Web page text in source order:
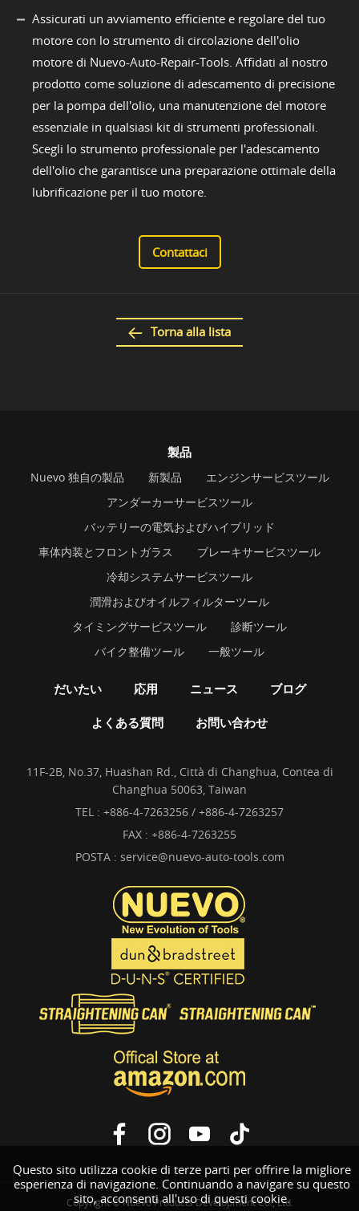
Assicurati un avviamento efficiente e regolare del tuo
motore con lo strumento di circolazione dell'olio
motore di Nuevo-Auto-Repair-Tools. Affidati al nostro
prodotto come soluzione di adescamento di precisione
per la pompa dell'olio, una manutenzione del motore
essenziale in qualsiasi kit di strumenti professionali.
Scegli lo strumento professionale per l'adescamento
dell'olio che garantisce una preparazione ottimale della
lubrificazione per il tuo motore.
Contattaci
Torna alla lista
Questo sito utilizza cookie di terze parti per offrire la migliore
esperienza di navigazione. Continuando a navigare su questo
sito, acconsenti all'uso di questi cookie.
製品
Nuevo 独自の製品 新製品
エンジンサービスツール
アンダーカーサービスツール
バッテリーの電気およびハイブリッド
車体内装とフロントガラス
ブレーキサービスツール
冷却システムサービスツール
潤滑およびオイルフィルターツール
タイミングサービスツール
診断ツール
バイク整備ツール
一般ツール
だいたい 応用 ニュース ブログ
よくある質問 お問い合わせ
11F-2B, No.37, Huashan Rd., Città di Changhua, Contea di
Changhua 50063, Taiwan
TEL : +886-4-7263256 / +886-4-7263257
FAX : +886-4-7263255
POSTA : service@nuevo-auto-tools.com
Copyright © Nuevo Products Development Co., Ltd.